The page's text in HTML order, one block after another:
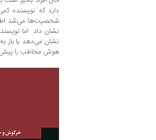
دارد که نویسنده
شخصیت‌ها می‌شد
نشان داد. اما
نشان می‌دهد یا باز
هوش مخاطب را پیش